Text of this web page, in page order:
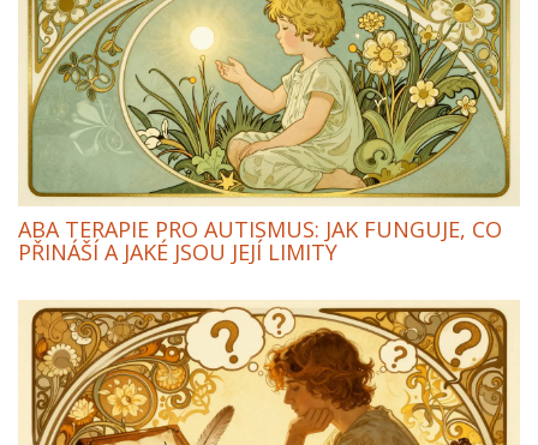
ABA TERAPIE PRO AUTISMUS: JAK FUNGUJE, CO
PŘINÁŠÍ A JAKÉ JSOU JEJÍ LIMITY